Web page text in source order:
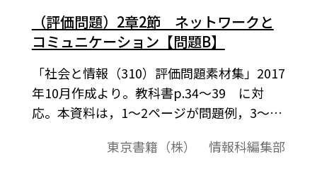
（評価問題）2章2節 ネットワークと
コミュニケーション【問題B】
「社会と情報（310）評価問題素材集」2017
年10月作成より。教科書p.34～39 に対
応。本資料は，1～2ページが問題例，3～4
評価問題の素材として，編集加工してご利
東京書籍（株） 情報科編集部